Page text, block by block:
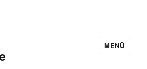
MENÜ